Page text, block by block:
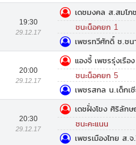
19:30
29.12.17
เดชมงคล ส.สมโภ
ชนะน็อคยก 1
เพชรทวีศักดิ์ ช.ชน
20:00
29.12.17
แองจี้ เพชรรุ่งเรือง
ชนะน็อคยก 5
เพชรสกล น.เด็กเ
20:30
29.12.17
เดชฝั่งโขง ศิริลัก
ชนะคะแนน
เพชรเมืองไทย ส.